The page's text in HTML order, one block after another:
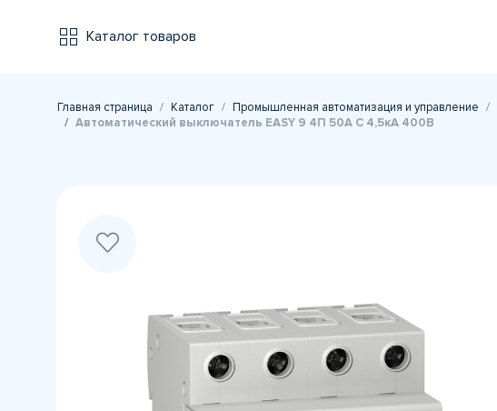
Каталог товаров
Главная страница Каталог Промышленная автоматизация и управление
Автоматический выключатель EASY 9 4П 50А С 4,5кА 400В